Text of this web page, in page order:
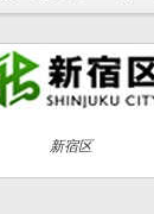
新宿区